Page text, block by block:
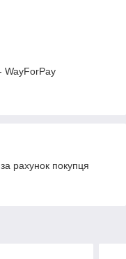
WayForPay
рахунок покупця